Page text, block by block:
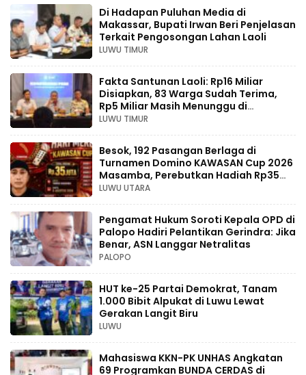
Di Hadapan Puluhan Media di
Makassar, Bupati Irwan Beri Penjelasan
Terkait Pengosongan Lahan Laoli
LUWU TIMUR
Fakta Santunan Laoli: Rp16 Miliar
Disiapkan, 83 Warga Sudah Terima,
Rp5 Miliar Masih Menunggu di
Pengadilan
LUWU TIMUR
Besok, 192 Pasangan Berlaga di
Turnamen Domino KAWASAN Cup 2026
Masamba, Perebutkan Hadiah Rp35
Juta
LUWU UTARA
Pengamat Hukum Soroti Kepala OPD di
Palopo Hadiri Pelantikan Gerindra: Jika
Benar, ASN Langgar Netralitas
PALOPO
HUT ke-25 Partai Demokrat, Tanam
1.000 Bibit Alpukat di Luwu Lewat
Gerakan Langit Biru
LUWU
Mahasiswa KKN-PK UNHAS Angkatan
69 Programkan BUNDA CERDAS di